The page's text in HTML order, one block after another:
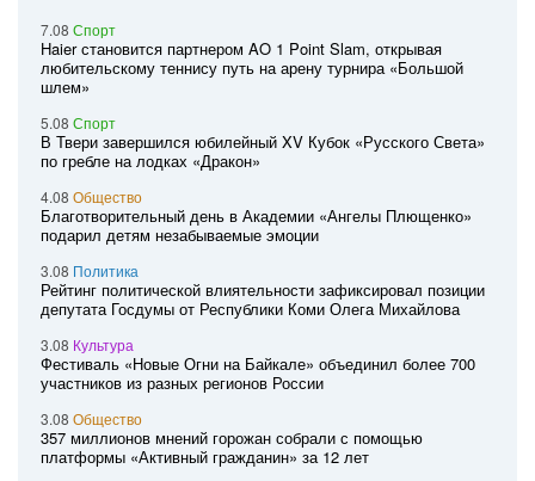
7.08 Спорт
Haier становится партнером AO 1 Point Slam, открывая
любительскому теннису путь на арену турнира «Большой
шлем»
5.08 Спорт
В Твери завершился юбилейный XV Кубок «Русского Света»
по гребле на лодках «Дракон»
4.08 Общество
Благотворительный день в Академии «Ангелы Плющенко»
подарил детям незабываемые эмоции
3.08 Политика
Рейтинг политической влиятельности зафиксировал позиции
депутата Госдумы от Республики Коми Олега Михайлова
3.08 Культура
Фестиваль «Новые Огни на Байкале» объединил более 700
участников из разных регионов России
3.08 Общество
357 миллионов мнений горожан собрали с помощью
платформы «Активный гражданин» за 12 лет